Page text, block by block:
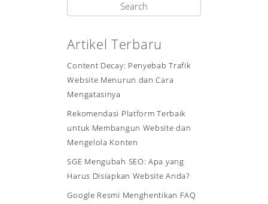
Artikel Terbaru
Content Decay: Penyebab Trafik
Website Menurun dan Cara
Mengatasinya
Rekomendasi Platform Terbaik
untuk Membangun Website dan
Mengelola Konten
SGE Mengubah SEO: Apa yang
Harus Disiapkan Website Anda?
Google Resmi Menghentikan FAQ